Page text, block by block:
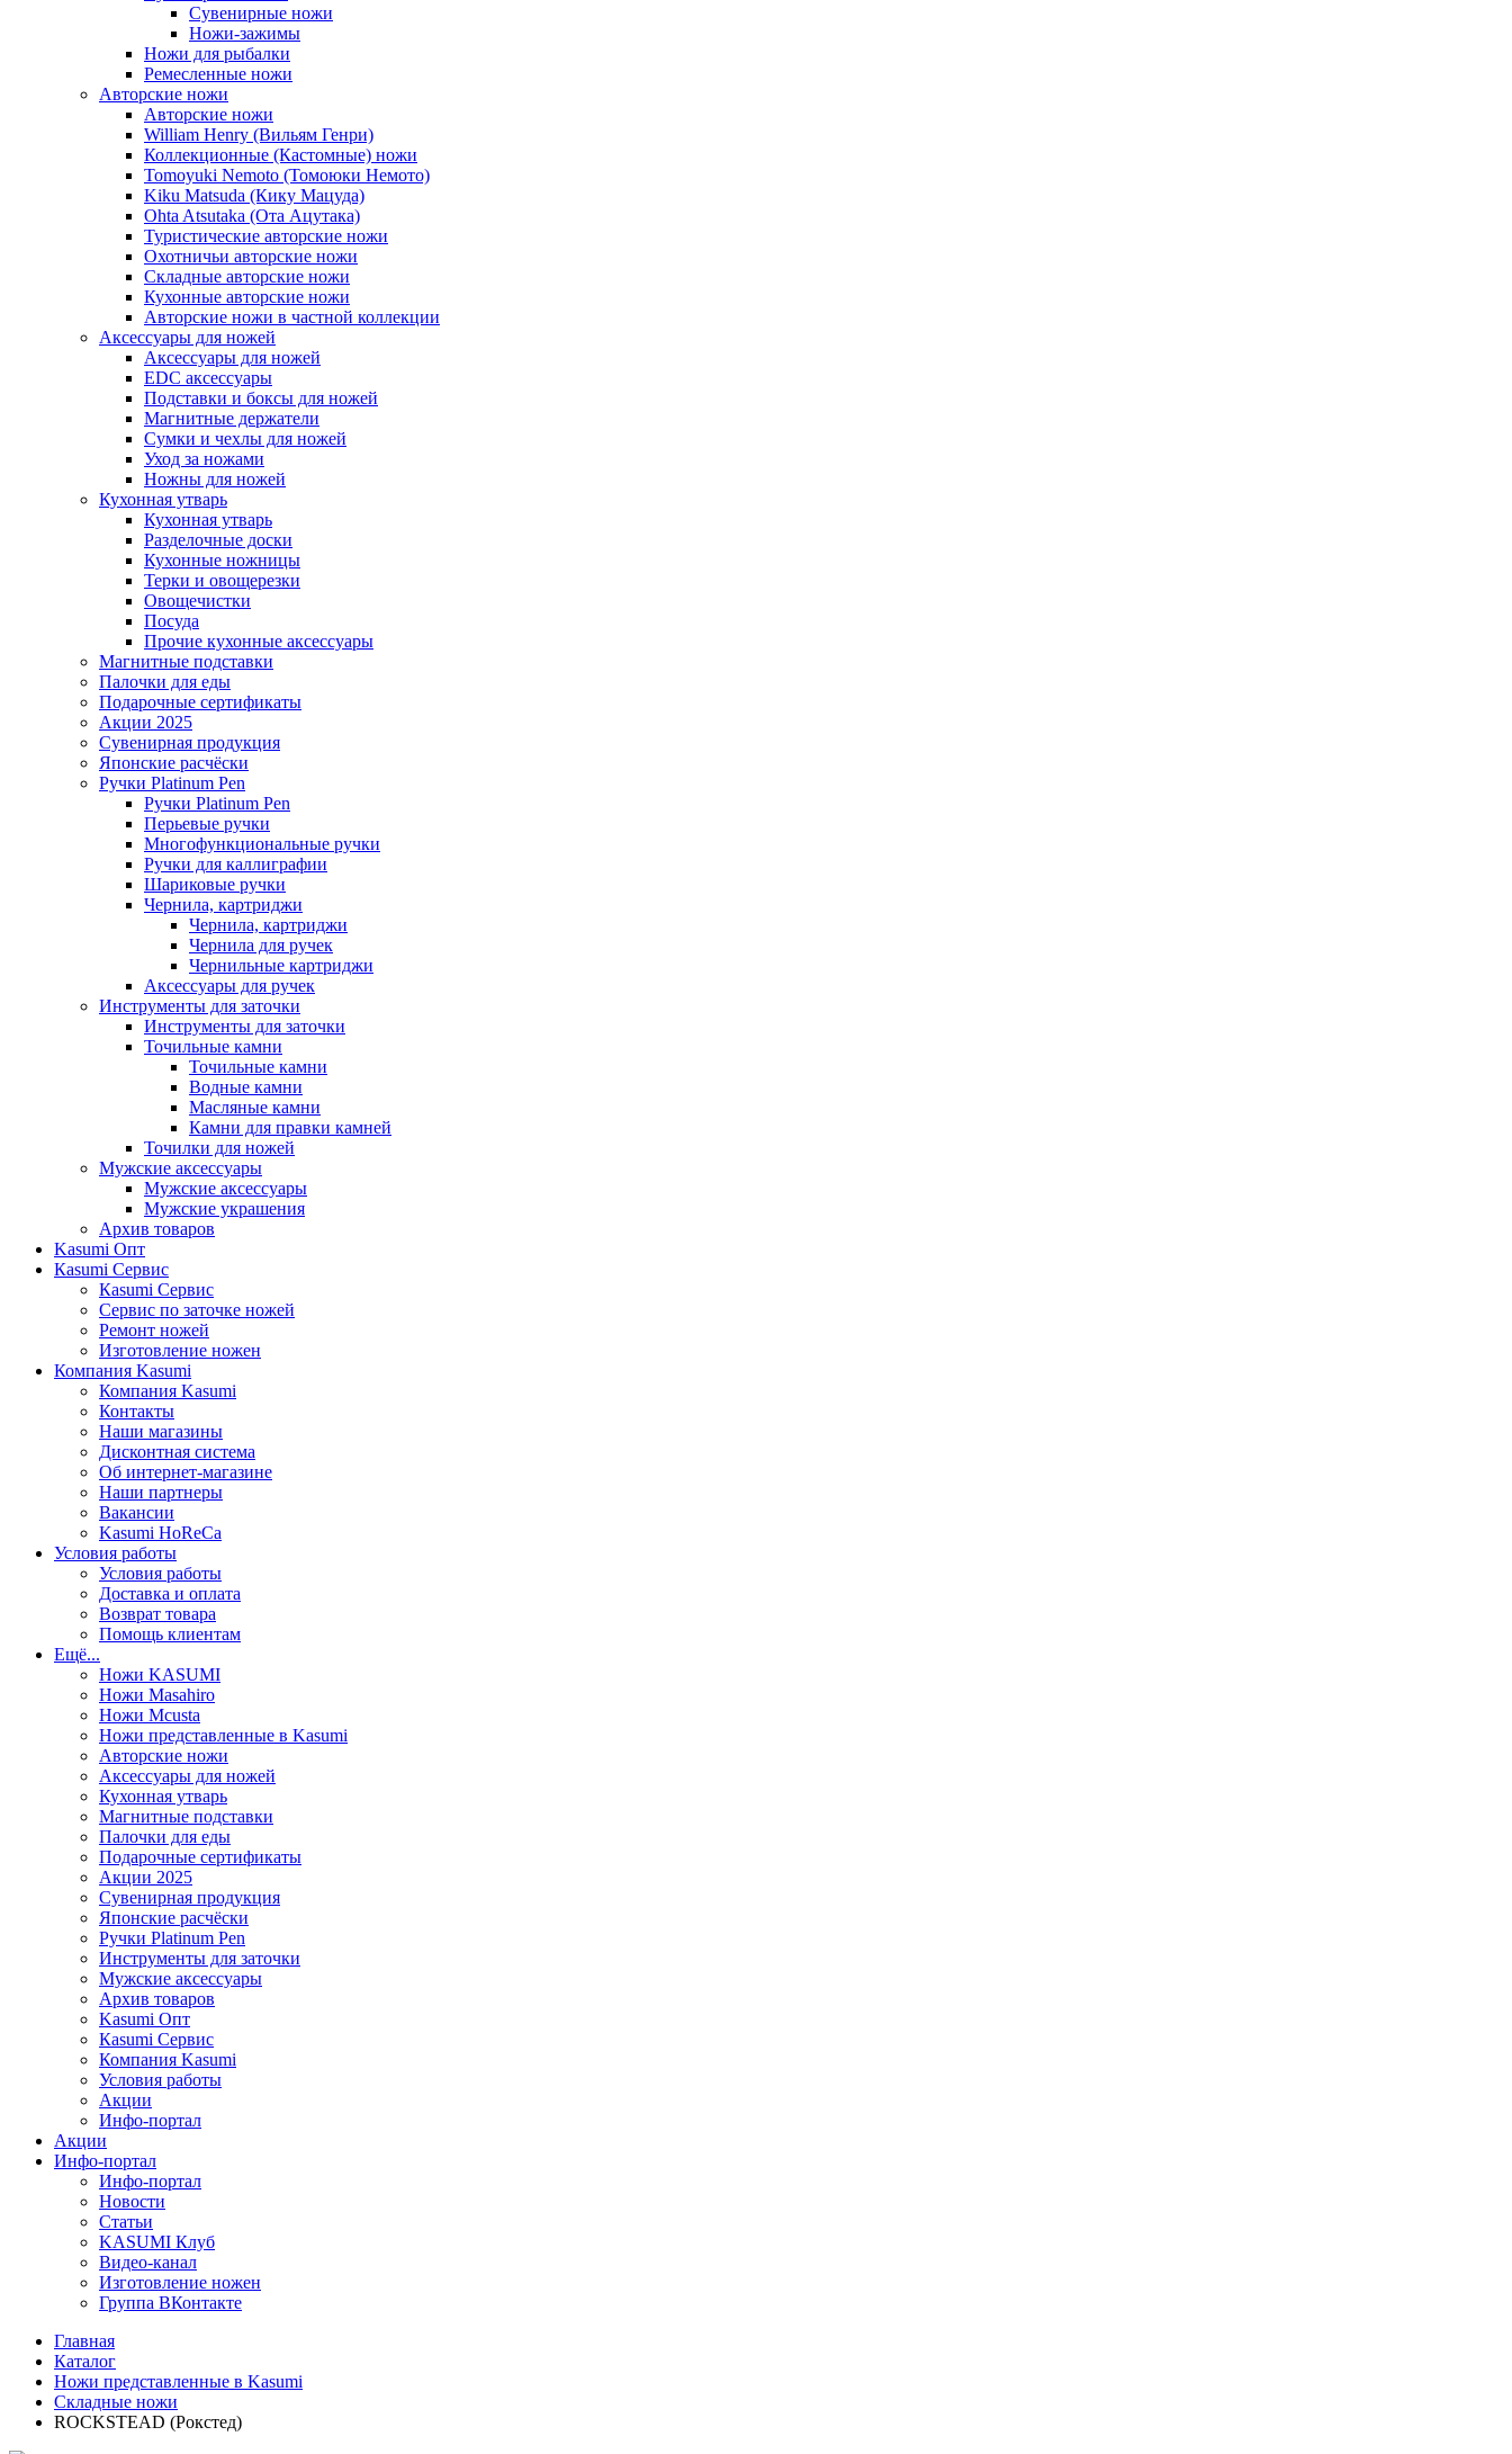
Сувенирные ножи
Ножи-зажимы
Ножи для рыбалки
Ремесленные ножи
Авторские ножи
Авторские ножи
William Henry (Вильям Генри)
Коллекционные (Кастомные) ножи
Tomoyuki Nemoto (Томоюки Немото)
Kiku Matsuda (Кику Мацуда)
Ohta Atsutaka (Ота Ацутака)
Туристические авторские ножи
Охотничьи авторские ножи
Складные авторские ножи
Кухонные авторские ножи
Авторские ножи в частной коллекции
Аксессуары для ножей
Аксессуары для ножей
EDC аксессуары
Подставки и боксы для ножей
Магнитные держатели
Сумки и чехлы для ножей
Уход за ножами
Ножны для ножей
Кухонная утварь
Кухонная утварь
Разделочные доски
Кухонные ножницы
Терки и овощерезки
Овощечистки
Посуда
Прочие кухонные аксессуары
Магнитные подставки
Палочки для еды
Подарочные сертификаты
Акции 2025
Сувенирная продукция
Японские расчёски
Ручки Platinum Pen
Ручки Platinum Pen
Перьевые ручки
Многофункциональные ручки
Ручки для каллиграфии
Шариковые ручки
Чернила, картриджи
Чернила, картриджи
Чернила для ручек
Чернильные картриджи
Аксессуары для ручек
Инструменты для заточки
Инструменты для заточки
Точильные камни
Точильные камни
Водные камни
Масляные камни
Камни для правки камней
Точилки для ножей
Мужские аксессуары
Мужские аксессуары
Мужские украшения
Архив товаров
Kasumi Опт
Кasumi Сервис
Кasumi Сервис
Сервис по заточке ножей
Ремонт ножей
Изготовление ножен
Компания Kasumi
Компания Kasumi
Контакты
Наши магазины
Дисконтная система
Об интернет-магазине
Наши партнеры
Вакансии
Kasumi HoReCa
Условия работы
Условия работы
Доставка и оплата
Возврат товара
Помощь клиентам
Ещё...
Ножи KASUMI
Ножи Masahiro
Ножи Mcusta
Ножи представленные в Kasumi
Авторские ножи
Аксессуары для ножей
Кухонная утварь
Магнитные подставки
Палочки для еды
Подарочные сертификаты
Акции 2025
Сувенирная продукция
Японские расчёски
Ручки Platinum Pen
Инструменты для заточки
Мужские аксессуары
Архив товаров
Kasumi Опт
Кasumi Сервис
Компания Kasumi
Условия работы
Акции
Инфо-портал
Акции
Инфо-портал
Инфо-портал
Новости
Статьи
KASUMI Клуб
Видео-канал
Изготовление ножен
Группа ВКонтакте
Главная
Каталог
Ножи представленные в Kasumi
Складные ножи
ROCKSTEAD (Рокстед)